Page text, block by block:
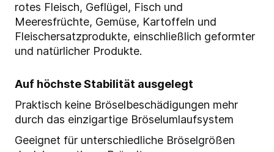
rotes Fleisch, Geflügel, Fisch und
Meeresfrüchte, Gemüse, Kartoffeln und
Fleischersatzprodukte, einschließlich geformter
und natürlicher Produkte.
Auf höchste Stabilität ausgelegt
Praktisch keine Bröselbeschädigungen mehr
durch das einzigartige Bröselumlaufsystem
Geeignet für unterschiedliche Bröselgrößen